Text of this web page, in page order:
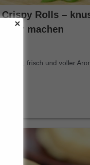
Rolls –
machen
weich, frisch und voller